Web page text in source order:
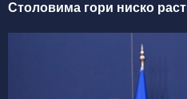
Столовима гори ниско